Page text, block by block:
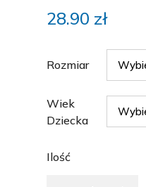
28.90 zł
Rozmiar
Wiek
Dziecka
Ilość